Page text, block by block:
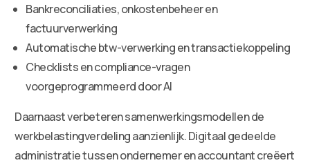
Bankreconciliaties, onkostenbeheer en
factuurverwerking
Automatische btw-verwerking en transactiekoppeling
Checklists en compliance-vragen
voorgeprogrammeerd door AI
Daarnaast verbeteren samenwerkingsmodellen de
werkbelastingverdeling aanzienlijk. Digitaal gedeelde
administratie tussen ondernemer en accountant creëert